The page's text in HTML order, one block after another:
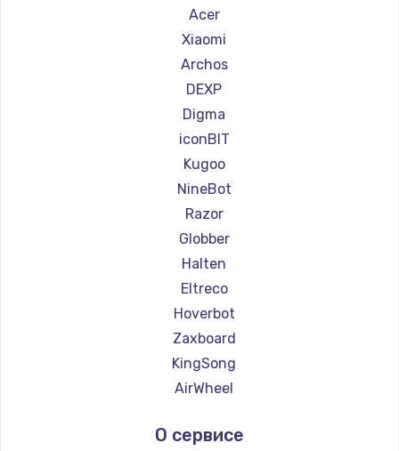
Ремонт самокатов Shorner
Ремонт самокатов Joyor
Ремонт самокатов Minimotors
Ремонт самокатов Bork
Ремонт самокатов Segway
Ремонт самокатов KIRIN
Acer
Xiaomi
Archos
DEXP
Digma
iconBIT
Kugoo
NineBot
Razor
Globber
Halten
Eltreco
Hoverbot
Zaxboard
KingSong
AirWheel
Hunter
О сервисе